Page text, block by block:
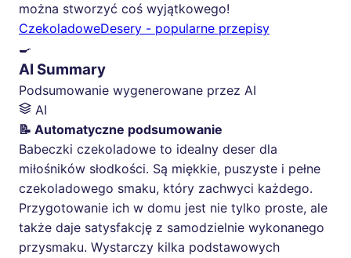
można stworzyć coś wyjątkowego!
CzekoladoweDesery - popularne przepisy
🍳
AI Summary
Podsumowanie wygenerowane przez AI
AI
📝 Automatyczne podsumowanie
Babeczki czekoladowe to idealny deser dla
miłośników słodkości. Są miękkie, puszyste i pełne
czekoladowego smaku, który zachwyci każdego.
Przygotowanie ich w domu jest nie tylko proste, ale
także daje satysfakcję z samodzielnie wykonanego
przysmaku. Wystarczy kilka podstawowych